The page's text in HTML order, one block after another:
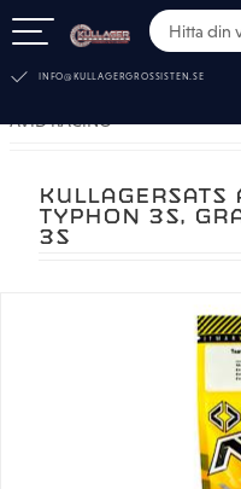
INFO@KULLAGERGROSSISTEN.SE
AVID RACING
TYPHON 3S,
3S